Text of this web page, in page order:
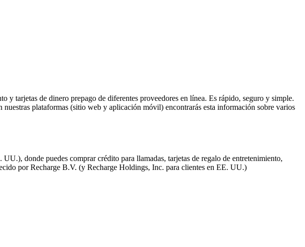
y tarjetas de dinero prepago de diferentes proveedores en línea. Es rápido, seguro y simple.
plataformas (sitio web y aplicación móvil) encontrarás esta información sobre varios
donde puedes comprar crédito para llamadas, tarjetas de regalo de entretenimiento,
por Recharge B.V. (y Recharge Holdings, Inc. para clientes en EE. UU.)